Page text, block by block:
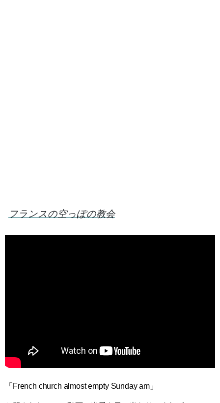
フランスの空っぽの教会
「French church almost empty Sunday am」